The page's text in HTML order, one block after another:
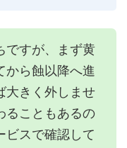
ですが、まず黄
から蝕以降へ進
大きく外しませ
ることもあるの
ビスで確認して